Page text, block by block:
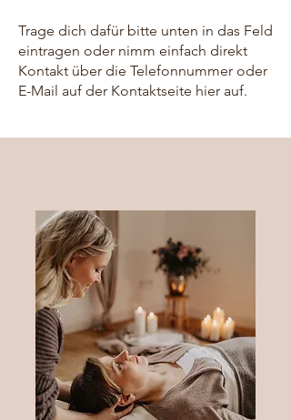
Trage dich dafür bitte unten in das Feld
eintragen oder nimm einfach direkt
Kontakt über die Telefonnummer oder
E-Mail auf der Kontaktseite hier auf.